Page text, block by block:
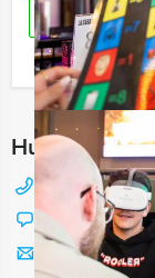
Hulp nodig
088 428 81 17
Chat met
Stuur ons